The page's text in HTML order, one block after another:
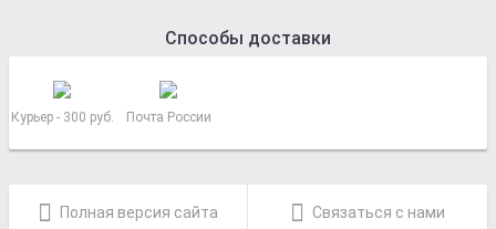
Способы доставки
Курьер - 300 руб. Почта России
Полная версия сайта Связаться с нами